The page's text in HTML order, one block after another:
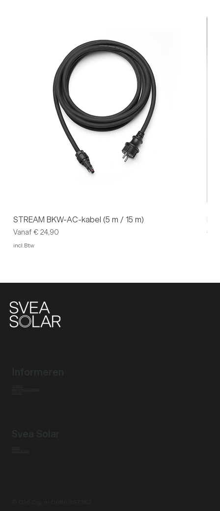
STREAM BKW-AC-kabel (5 m / 15 m)
Vanaf € 24,90
Verkoopprijs
incl.Btw
Prijs
€